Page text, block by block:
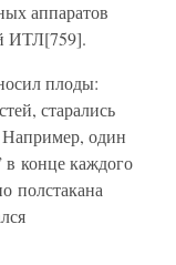
аппаратов
ИТЛ[759].
плоды:
старались
Например, один
в конце каждого
полстакана